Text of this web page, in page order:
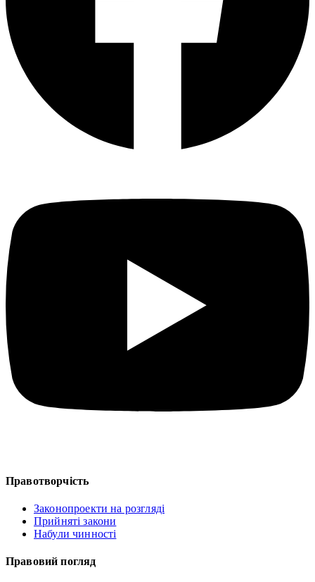
Правотворчість
Законопроекти на розгляді
Прийняті закони
Набули чинності
Правовий погляд